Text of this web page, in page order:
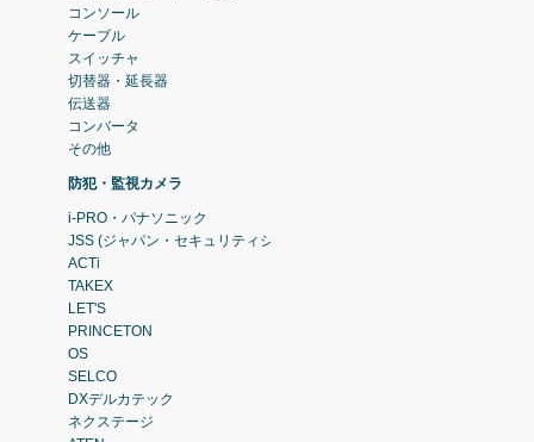
コンソール
ケーブル
スイッチャ
切替器・延長器
伝送器
コンバータ
その他
防犯・監視カメラ
i-PRO・パナソニック
JSS (ジャパン・セキュリティシステム)
ACTi
TAKEX
LET'S
PRINCETON
OS
SELCO
DXデルカテック
ネクステージ